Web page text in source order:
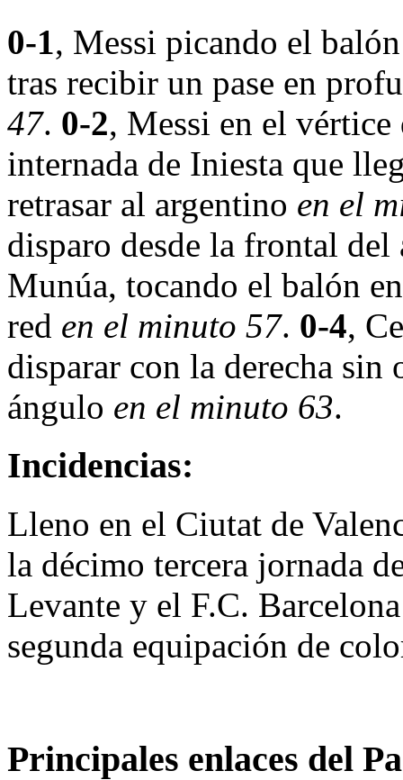
0-1, Messi picando el
tras recibir un pase en
47. 0-2, Messi en el vértice
internada de Iniesta que
retrasar al argentino en el
disparo desde la frontal del
Munúa, tocando el balón
red en el minuto 57. 0-4,
disparar con la derecha sin
ángulo en el minuto 63.
Incidencias:
Lleno en el Ciutat de
la décimo tercera jornada
Levante y el F.C.
segunda equipación de
Principales enlaces del